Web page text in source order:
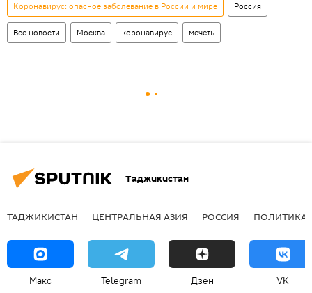
Коронавирус: опасное заболевание в России и мире Россия
Все новости Москва коронавирус мечеть
Таджикистан
ТАДЖИКИСТАН ЦЕНТРАЛЬНАЯ АЗИЯ РОССИЯ ПОЛИТИКА
Макс Telegram Дзен VK